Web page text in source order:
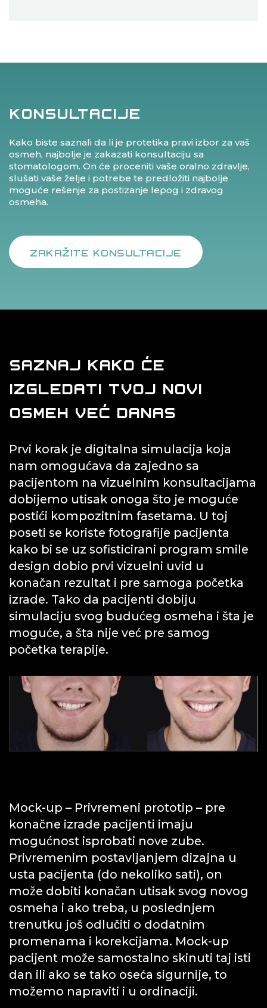
KONSULTACIJE
Kako biste saznali da li je protetika pravi izbor za vaš
osmeh, najbolje je zakazati konsultaciju sa
stomatologom. On će proceniti vaše oralno zdravlje,
slušati vaše želje i potrebe te predložiti najbolje
moguće rešenje za postizanje lepog i zdravog
osmeha.
ZAKAŽITE KONSULTACIJE
SAZNAJ KAKO ĆE
IZGLEDATI TVOJ NOVI
OSMEH VEĆ DANAS
Prvi korak je digitalna simulacija koja
nam omogućava da zajedno sa
pacijentom na vizuelnim konsultacijama
dobijemo utisak onoga što je moguće
postići kompozitnim fasetama. U toj
poseti se koriste fotografije pacijenta
kako bi se uz sofisticirani program smile
design dobio prvi vizuelni uvid u
konačan rezultat i pre samoga početka
izrade. Tako da pacijenti dobiju
simulaciju svog budućeg osmeha i šta je
moguće, a šta nije već pre samog
početka terapije.
Mock-up – Privremeni prototip – pre
konačne izrade pacijenti imaju
mogućnost isprobati nove zube.
Privremenim postavljanjem dizajna u
usta pacijenta (do nekoliko sati), on
može dobiti konačan utisak svog novog
osmeha i ako treba, u poslednjem
trenutku još odlučiti o dodatnim
promenama i korekcijama. Mock-up
pacijent može samostalno skinuti taj isti
dan ili ako se tako oseća sigurnije, to
možemo napraviti i u ordinaciji.